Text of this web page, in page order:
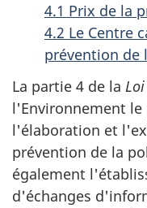
o
n
d
a
n
4.1 Prix de la
4.2 Le Centre
prévention de
La partie 4 de la Loi
l'Environnement
l'élaboration et
prévention de la
également
d'échanges